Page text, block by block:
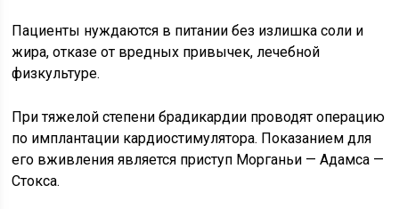
Пациенты нуждаются в питании без излишка соли и
жира, отказе от вредных привычек, лечебной
физкультуре.
При тяжелой степени брадикардии проводят операцию
по имплантации кардиостимулятора. Показанием для
его вживления является приступ Морганьи — Адамса —
Стокса.